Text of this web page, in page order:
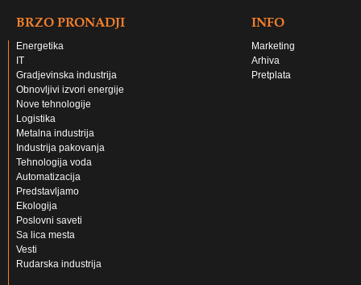
BRZO PRONADJI
Energetika
IT
Gradjevinska industrija
Obnovljivi izvori energije
Nove tehnologije
Logistika
Metalna industrija
Industrija pakovanja
Tehnologija voda
Automatizacija
Predstavljamo
Ekologija
Poslovni saveti
Sa lica mesta
Vesti
Rudarska industrija
INFO
Marketing
Arhiva
Pretplata